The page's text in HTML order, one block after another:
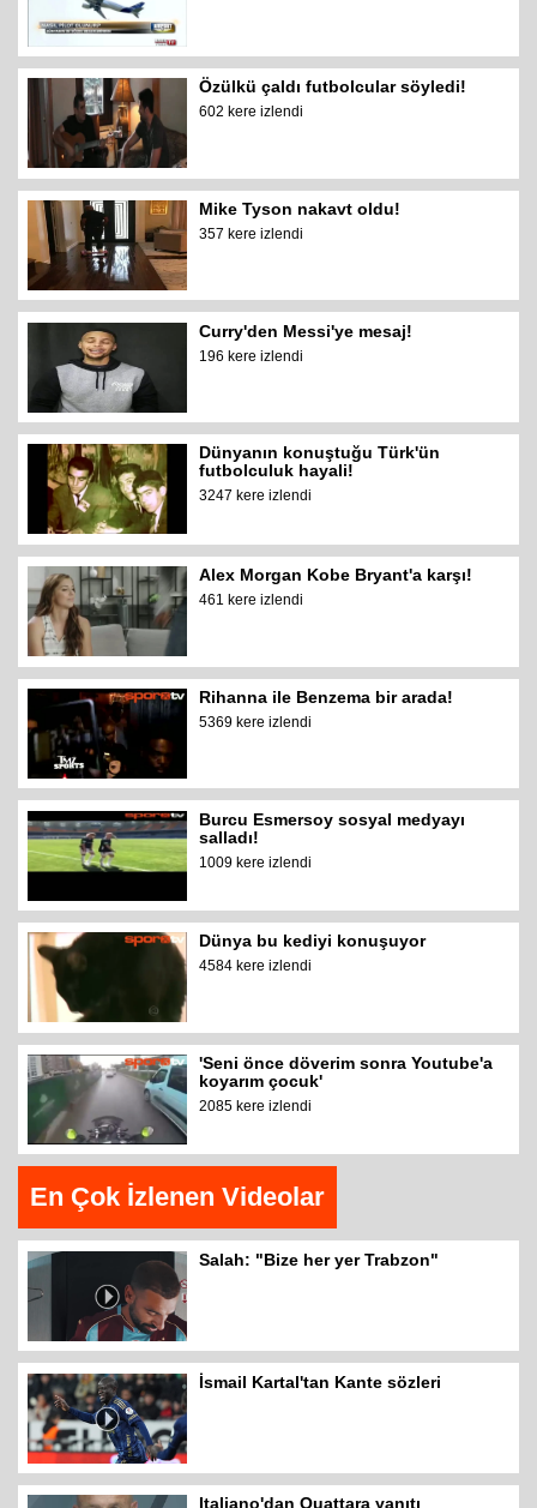
Özülkü çaldı futbolcular söyledi!
602 kere izlendi
Mike Tyson nakavt oldu!
357 kere izlendi
Curry'den Messi'ye mesaj!
196 kere izlendi
Dünyanın konuştuğu Türk'ün
futbolculuk hayali!
3247 kere izlendi
Alex Morgan Kobe Bryant'a karşı!
461 kere izlendi
Rihanna ile Benzema bir arada!
5369 kere izlendi
Burcu Esmersoy sosyal medyayı
salladı!
1009 kere izlendi
Dünya bu kediyi konuşuyor
4584 kere izlendi
'Seni önce döverim sonra Youtube'a
koyarım çocuk'
2085 kere izlendi
En Çok İzlenen Videolar
Salah: "Bize her yer Trabzon"
İsmail Kartal'tan Kante sözleri
Italiano'dan Ouattara yanıtı